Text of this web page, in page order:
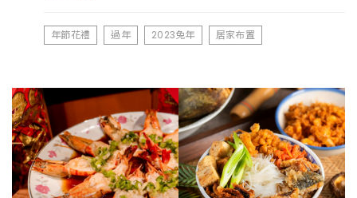
年節花禮 過年 2023兔年 居家布置